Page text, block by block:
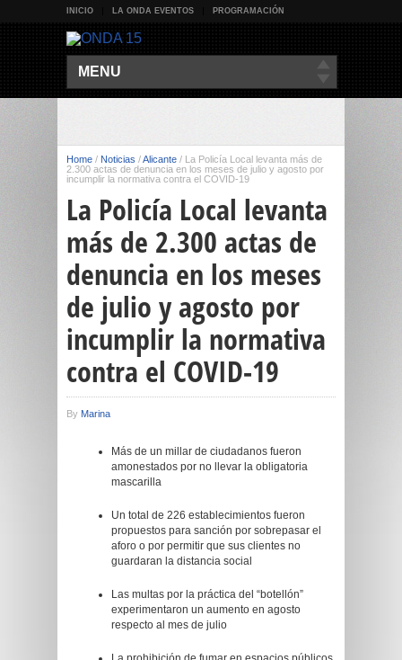
INICIO LA ONDA EVENTOS PROGRAMACIÓN
MENU
Home / Noticias /Alicante / La Policía Local levanta más de
2.300 actas de denuncia en los meses de julio y agosto por
incumplir la normativa contra el COVID-19
La Policía Local levanta
más de 2.300 actas de
denuncia en los meses
de julio y agosto por
incumplir la normativa
contra el COVID-19
By Marina
Más de un millar de ciudadanos fueron
amonestados por no llevar la obligatoria
mascarilla
Un total de 226 establecimientos fueron
propuestos para sanción por sobrepasar el
aforo o por permitir que sus clientes no
guardaran la distancia social
Las multas por la práctica del “botellón”
experimentaron un aumento en agosto
respecto al mes de julio